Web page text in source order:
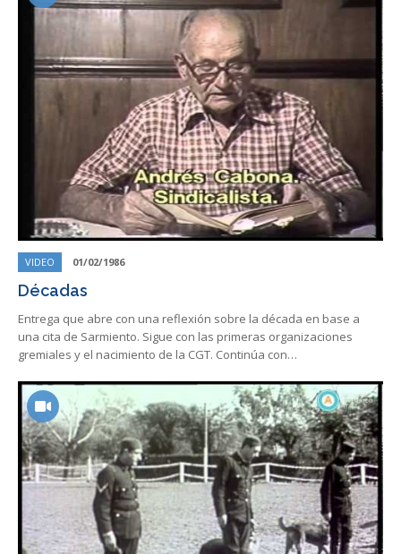
VIDEO 01/02/1986
Décadas
Entrega que abre con una reflexión sobre la década en base a
una cita de Sarmiento. Sigue con las primeras organizaciones
gremiales y el nacimiento de la CGT. Continúa con…